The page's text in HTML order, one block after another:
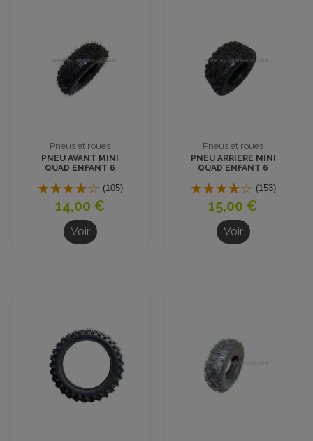
Pneus et roues
PNEU AVANT MINI
QUAD ENFANT 6
(105)
14,00 €
Voir
Pneus et roues
PNEU ARRIERE MINI
QUAD ENFANT 6
(153)
15,00 €
Voir